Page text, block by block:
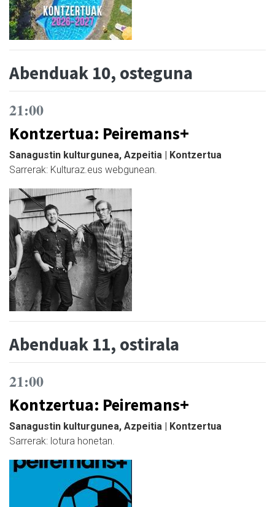
Abenduak 10, osteguna
21:00
Kontzertua: Peiremans+
Sanagustin kulturgunea, Azpeitia | Kontzertua
Sarrerak: Kulturaz.eus webgunean.
Abenduak 11, ostirala
21:00
Kontzertua: Peiremans+
Sanagustin kulturgunea, Azpeitia | Kontzertua
Sarrerak: lotura honetan.